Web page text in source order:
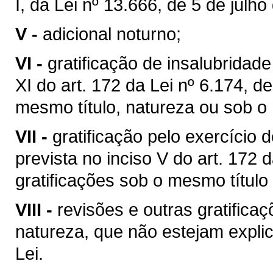
I, da Lei nº 13.666, de 5 de
V - adicional noturno;
VI - gratificação de
XI do art. 172 da Lei nº 6.174,
mesmo título, natureza ou sob
VII - gratificação pelo exercício
prevista no inciso V do art. 172
gratificações sob o mesmo
VIII - revisões e outras
natureza, que não estejam
Lei.